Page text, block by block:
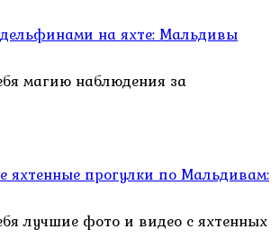
на яхте: Мальдивы
магию наблюдения за
яхтенные прогулки по Мальдивам:
лучшие фото и видео с яхтенных